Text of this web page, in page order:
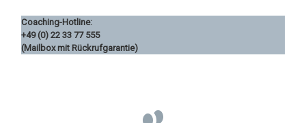
Coaching-Hotline:
+49 (0) 22 33 77 555
(Mailbox mit Rückrufgarantie)